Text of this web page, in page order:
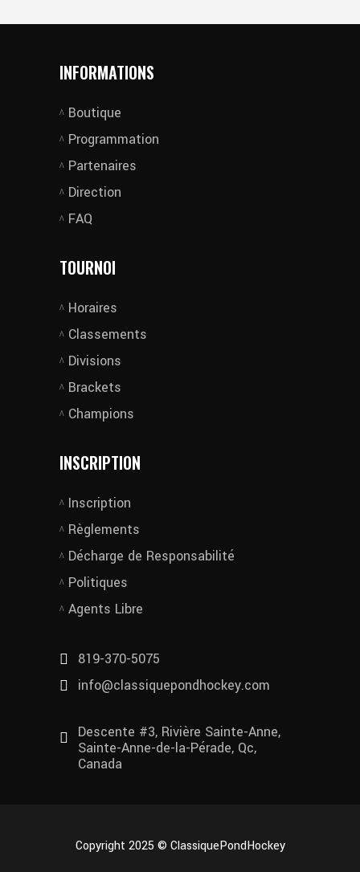
INFORMATIONS
Boutique
Programmation
Partenaires
Direction
FAQ
TOURNOI
Horaires
Classements
Divisions
Brackets
Champions
INSCRIPTION
Inscription
Règlements
Décharge de Responsabilité
Politiques
Agents Libre
819-370-5075
info@classiquepondhockey.com
Descente #3, Rivière Sainte-Anne,
Sainte-Anne-de-la-Pérade, Qc,
Canada
Copyright 2025 © ClassiquePondHockey